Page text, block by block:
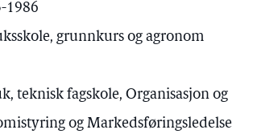
1986
grunnkurs og agronom
teknisk fagskole, Organisasjon og
og Markedsføringsledelse